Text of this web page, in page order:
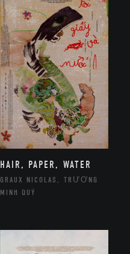
HAIR, PAPER, WATER
GRAUX NICOLAS, TRƯƠNG
MINH QUÝ